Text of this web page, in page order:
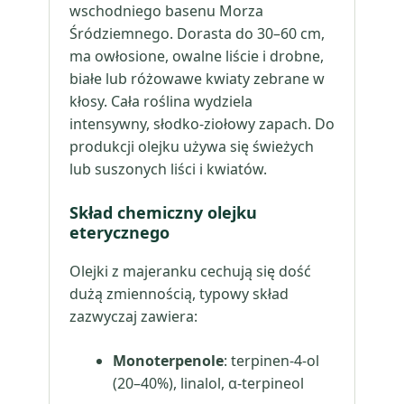
wschodniego basenu Morza
Śródziemnego. Dorasta do 30–60 cm,
ma owłosione, owalne liście i drobne,
białe lub różowawe kwiaty zebrane w
kłosy. Cała roślina wydziela
intensywny, słodko-ziołowy zapach. Do
produkcji olejku używa się świeżych
lub suszonych liści i kwiatów.
Skład chemiczny olejku
eterycznego
Olejki z majeranku cechują się dość
dużą zmiennością, typowy skład
zazwyczaj zawiera:
Monoterpenole: terpinen-4-ol
(20–40%), linalol, α-terpineol